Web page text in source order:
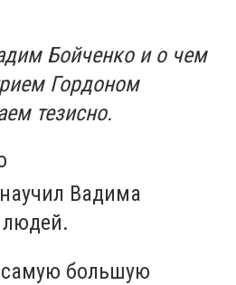
Бойченко и о чем
Гордоном
тезисно.
Вадима
людей.
самую большую